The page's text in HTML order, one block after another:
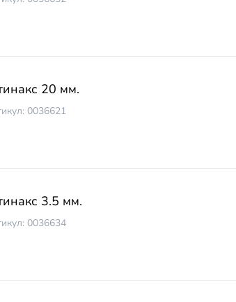
20 мм.
0036621
3.5 мм.
0036634